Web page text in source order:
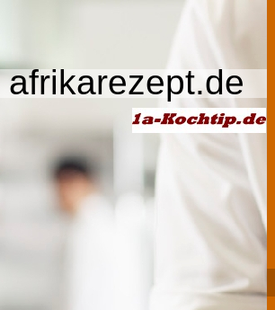
afrikarezept.de